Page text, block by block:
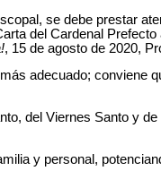
se debe prestar
del Cardenal
, 15 de agosto de 2020,
adecuado; conviene
del Viernes Santo y
y personal,